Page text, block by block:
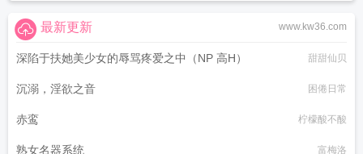
www.kw36.com
最新更新
深陷于扶她美少女的辱骂疼爱之中（NP 高H） 甜甜仙贝
沉溺，淫欲之音 困倦日常
赤鸾 柠檬酸不酸
熟女名器系统 富梅洛